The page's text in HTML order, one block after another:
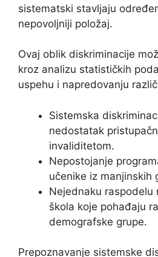
sistematski stavljaju
nepovoljniji položaj.
Ovaj oblik diskriminacije
kroz analizu statističkih
uspehu i napredovanju
Sistemska
nedostatak
invaliditetom.
Nepostojanje
učenike iz manjinskih
Nejednaku raspodelu
škola koje pohađaju
demografske grupe.
Prepoznavanje sistemske